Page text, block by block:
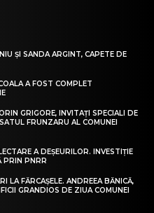
ȘI SANDA ARGINT, CAPETE DE
A FOST COMPLET
GRIGORE, INVITAȚI SPECIALI DE
FRUNZARU AL COMUNEI
A DEȘEURILOR. INVESTIȚIE
PRIN PNRR
LA FĂRCAȘELE. ANDREEA BĂNICĂ,
GRANDIOS DE ZIUA COMUNEI